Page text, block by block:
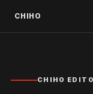
CHIHO
CHIHO